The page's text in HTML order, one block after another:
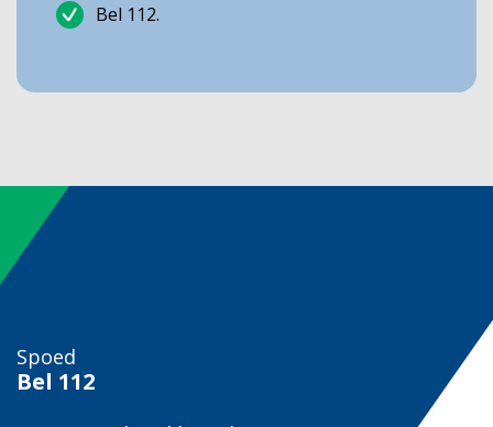
Bel 112.
Spoed
Bel 112